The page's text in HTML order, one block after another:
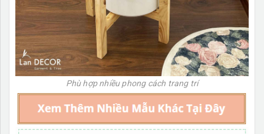
Phù hợp nhiều phong cách trang trí